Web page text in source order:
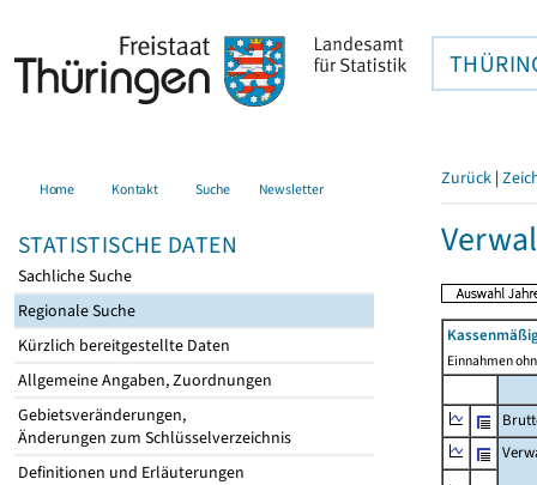
Home Kontakt Suche Newsletter
STATISTISCHE DATEN
Sachliche Suche
Regionale Suche
Kürzlich bereitgestellte Daten
Allgemeine Angaben, Zuordnungen
Gebietsveränderungen,
Änderungen zum Schlüsselverzeichnis
Definitionen und Erläuterungen
Zurück |
Einnahmen